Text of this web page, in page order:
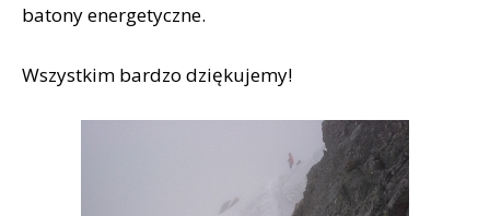
batony energetyczne.
Wszystkim bardzo dziękujemy!